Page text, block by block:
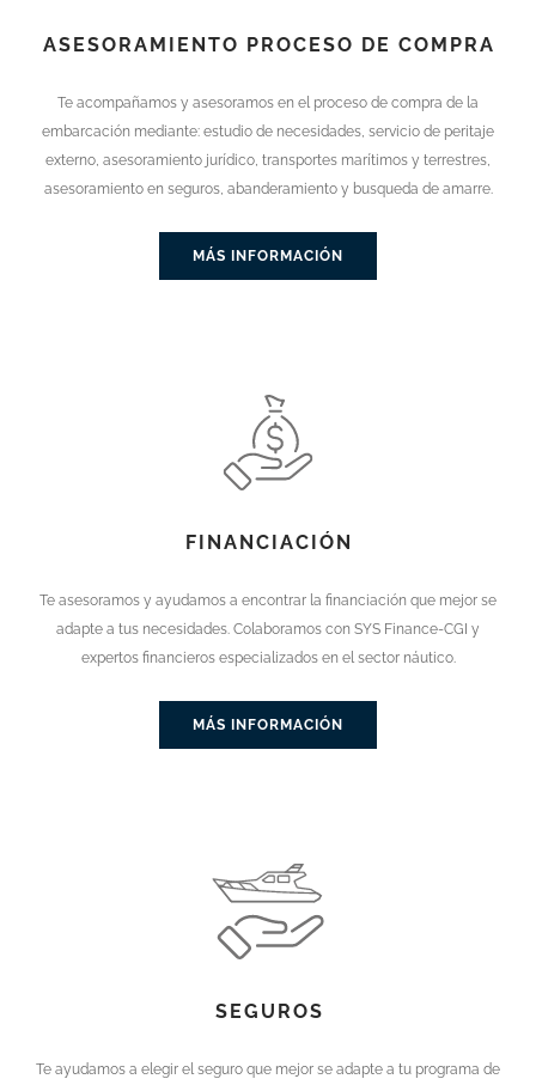
ASESORAMIENTO PROCESO DE COMPRA
Te acompañamos y asesoramos en el proceso de compra de la
embarcación mediante: estudio de necesidades, servicio de peritaje
externo, asesoramiento jurídico, transportes marítimos y terrestres,
asesoramiento en seguros, abanderamiento y busqueda de amarre.
MÁS INFORMACIÓN
FINANCIACIÓN
Te asesoramos y ayudamos a encontrar la financiación que mejor se
adapte a tus necesidades. Colaboramos con SYS Finance-CGI y
expertos financieros especializados en el sector náutico.
MÁS INFORMACIÓN
SEGUROS
Te ayudamos a elegir el seguro que mejor se adapte a tu programa de